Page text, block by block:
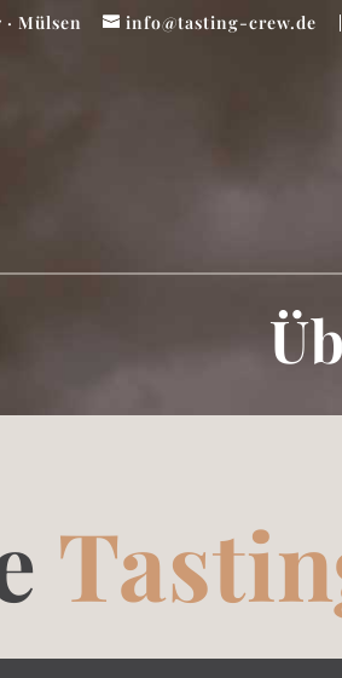
· Mülsen info@tasting-crew.de